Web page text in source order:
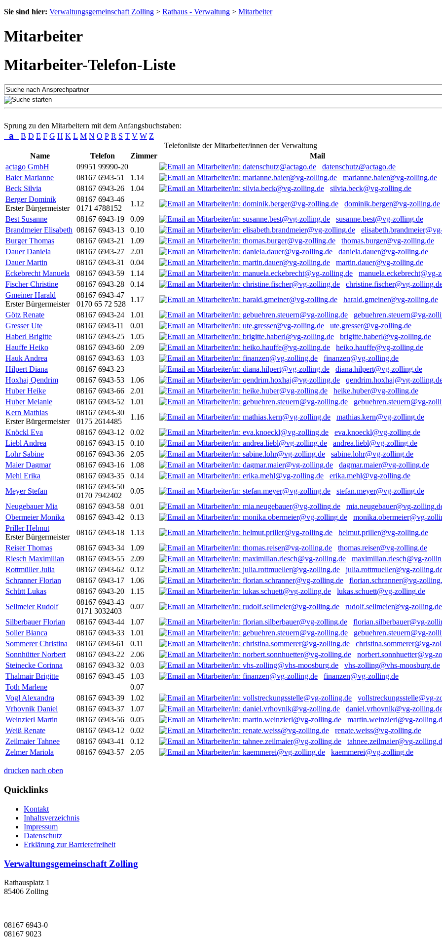
Sie sind hier: Verwaltungsgemeinschaft Zolling > Rathaus - Verwaltung > Mitarbeiter
Mitarbeiter
Mitarbeiter-Telefon-Liste
Sprung zu den Mitarbeitern mit dem Anfangsbuchstaben:
a B D E F G H K L M N O P R S T V W Z
Telefonliste der Mitarbeiter/innen der Verwaltung
Name
Telefon Zimmer
Mail
actago GmbH
09951 99990-20
datenschutz@actago.de
Baier Marianne
08167 6943-51 1.14
marianne.baier@vg-zolling.de
Beck Silvia
08167 6943-26 1.04
silvia.beck@vg-zolling.de
Berger Dominik
Erster Bürgermeister
08167 6943-46
0171 4788152
1.12
dominik.berger@vg-zolling.de
Best Susanne
08167 6943-19 0.09
susanne.best@vg-zolling.de
Brandmeier Elisabeth 08167 6943-13 0.10
Burger Thomas
08167 6943-21 1.09
thomas.burger@vg-zolling.de
Dauer Daniela
08167 6943-27 2.01
daniela.dauer@vg-zolling.de
Dauer Martin
08167 6943-31 0.04
martin.dauer@vg-zolling.de
Eckebrecht Manuela
08167 6943-59 1.14
manuela.eckebrecht@vg-
Fischer Christine
08167 6943-28 0.14
christine.fischer@vg-
Gmeiner Harald
Erster Bürgermeister
08167 6943-47
0170 65 72 528
1.17
harald.gmeiner@vg-zolling.de
Götz Renate
08167 6943-24 1.01
gebuehren.steuern@vg-
Gresser Ute
08167 6943-11 0.01
ute.gresser@vg-zolling.de
Haberl Brigitte
08167 6943-25 1.05
brigitte.haberl@vg-zolling.de
Hauffe Heiko
08167 6943-60 2.09
heiko.hauffe@vg-zolling.de
Hauk Andrea
08167 6943-63 1.03
finanzen@vg-zolling.de
Hilpert Diana
08167 6943-23
diana.hilpert@vg-zolling.de
Hoxhaj Qendrim
08167 6943-53 1.06
qendrim.hoxhaj@vg-
Huber Heike
08167 6943-66 2.01
heike.huber@vg-zolling.de
Huber Melanie
08167 6943-52 1.01
gebuehren.steuern@vg-
Kern Mathias
Erster Bürgermeister
08167 6943-30
0175 2614485
1.16
mathias.kern@vg-zolling.de
Knöckl Eva
08167 6943-12 0.02
eva.knoeckl@vg-zolling.de
Liebl Andrea
08167 6943-15 0.10
andrea.liebl@vg-zolling.de
Lohr Sabine
08167 6943-36 2.05
sabine.lohr@vg-zolling.de
Maier Dagmar
08167 6943-16 1.08
dagmar.maier@vg-zolling.de
Mehl Erika
08167 6943-35 0.14
erika.mehl@vg-zolling.de
Meyer Stefan
08167 6943-50
0170 7942402
0.05
stefan.meyer@vg-zolling.de
Neugebauer Mia
08167 6943-58 0.01
mia.neugebauer@vg-
Obermeier Monika
08167 6943-42 0.13
monika.obermeier@vg-
Priller Helmut
Erster Bürgermeister
08167 6943-18 1.13
helmut.priller@vg-zolling.de
Reiser Thomas
08167 6943-34 1.09
thomas.reiser@vg-zolling.de
Riesch Maximilian
08167 6943-55 2.09
maximilian.riesch@vg-
Rottmüller Julia
08167 6943-62 0.12
julia.rottmueller@vg-
Schranner Florian
08167 6943-17 1.06
florian.schranner@vg-
Schütt Lukas
08167 6943-20 1.15
lukas.schuett@vg-zolling.de
Sellmeier Rudolf
08167 6943-43
0171 3032403
0.07
rudolf.sellmeier@vg-zolling.de
Silberbauer Florian
08167 6943-44 1.07
florian.silberbauer@vg-
Soller Bianca
08167 6943-33 1.01
gebuehren.steuern@vg-
Sommerer Christina
08167 6943-61 0.11
christina.sommerer@vg-
Sonnhütter Norbert
08167 6943-22 2.06
norbert.sonnhuetter@vg-
Steinecke Corinna
08167 6943-32 0.03
vhs-zolling@vhs-moosburg.de
Thalmair Brigitte
08167 6943-45 1.03
finanzen@vg-zolling.de
Toth Marlene
0.07
Vogl Alexandra
08167 6943-39 1.02
vollstreckungsstelle@vg-
Vrhovnik Daniel
08167 6943-37 1.07
daniel.vrhovnik@vg-
Weinzierl Martin
08167 6943-56 0.05
martin.weinzierl@vg-
Weiß Renate
08167 6943-12 0.02
renate.weiss@vg-zolling.de
Zeilmaier Tahnee
08167 6943-41 0.12
tahnee.zeilmaier@vg-
Zelmer Mariola
08167 6943-57 2.05 kaemmerei@vg-zolling.de
drucken nach oben
Quicklinks
Kontakt
Inhaltsverzeichnis
Impressum
Datenschutz
Erklärung zur Barrierefreiheit
Verwaltungsgemeinschaft Zolling
Rathausplatz 1
85406 Zolling
08167 6943-0
08167 9023